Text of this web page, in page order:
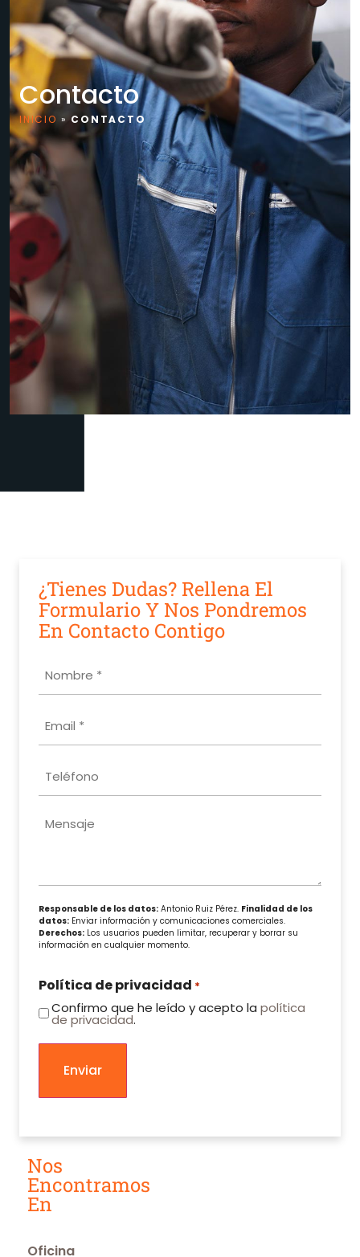
Contacto
INICIO »CONTACTO
¿Tienes Dudas? Rellena El
Formulario Y Nos Pondremos
En Contacto Contigo
*
*
Responsable de los datos: Antonio Ruiz Pérez. Finalidad de los
datos: Enviar información y comunicaciones comerciales.
Derechos: Los usuarios pueden limitar, recuperar y borrar su
información en cualquier momento.
Política de privacidad *
Confirmo que he leído y acepto la política
de privacidad.
Nos
Encontramos
En
Oficina